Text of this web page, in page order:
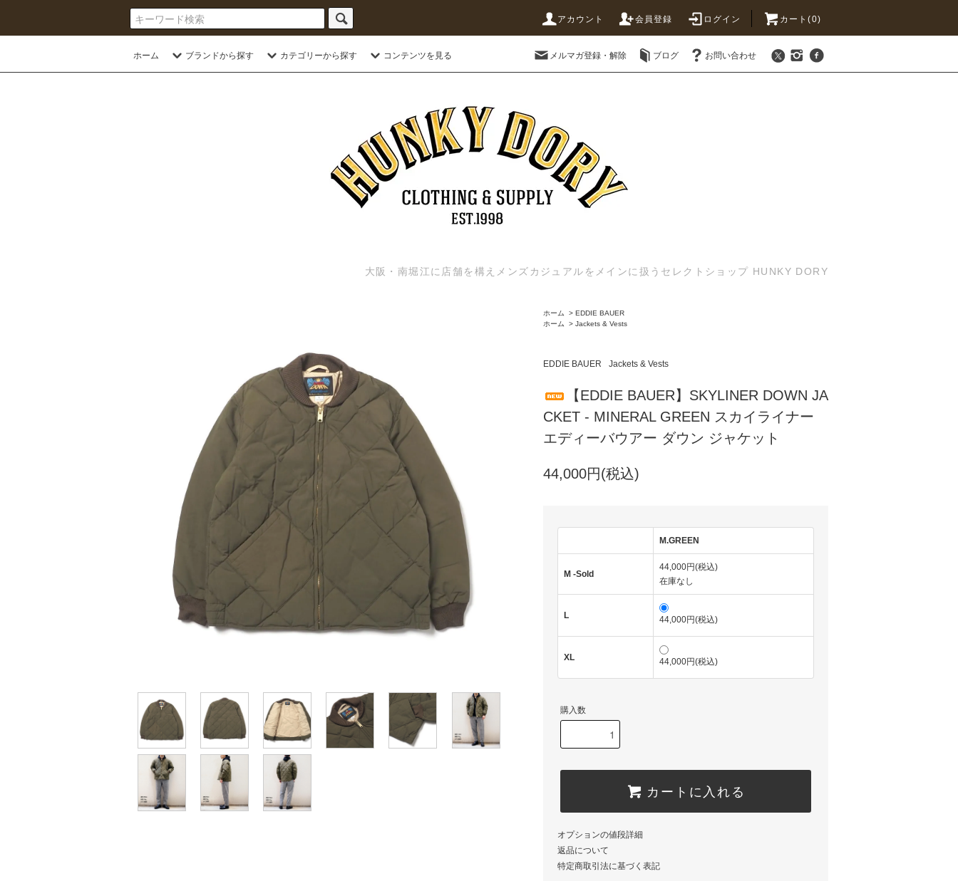
アカウント 会員登録 ログイン カート(0)
ホーム ブランドから探す カテゴリーから探す コンテンツを見る メルマガ登録・解除 ブログ お問い合わせ
大阪・南堀江に店舗を構えメンズカジュアルをメインに扱うセレクトショップ HUNKY DORY
ホーム > EDDIE BAUER
ホーム
> Jackets & Vests
EDDIE BAUER Jackets & Vests
【EDDIE BAUER】SKYLINER DOWN JA
CKET - MINERAL GREEN スカイライナー
エディーバウアー ダウン ジャケット
44,000円(税込)
M.GREEN
M -Sold
44,000円(税込)
在庫なし
L 44,000円(税込)
XL 44,000円(税込)
購入数
カートに入れる
オプションの値段詳細
返品について
特定商取引法に基づく表記